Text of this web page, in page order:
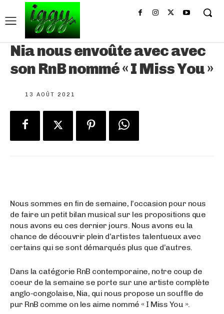
Nia nous envoûte avec avec
son RnB nommé « I Miss You »
13 AOÛT 2021
Nous sommes en fin de semaine, l’occasion pour nous
de faire un petit bilan musical sur les propositions que
nous avons eu ces dernier jours. Nous avons eu la
chance de découvrir plein d’artistes talentueux avec
certains qui se sont démarqués plus que d’autres.
Dans la catégorie RnB contemporaine, notre coup de
coeur de la semaine se porte sur une artiste complète
anglo-congolaise, Nia, qui nous propose un souffle de
pur RnB comme on les aime nommé « I Miss You ».